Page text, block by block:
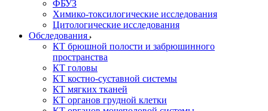
ФБУЗ
Химико-токсилогические исследования
Цитологические исследования
Обследования
КТ брюшной полости и забрюшинного
пространства
КТ головы
КТ костно-суставной системы
КТ мягких тканей
КТ органов грудной клетки